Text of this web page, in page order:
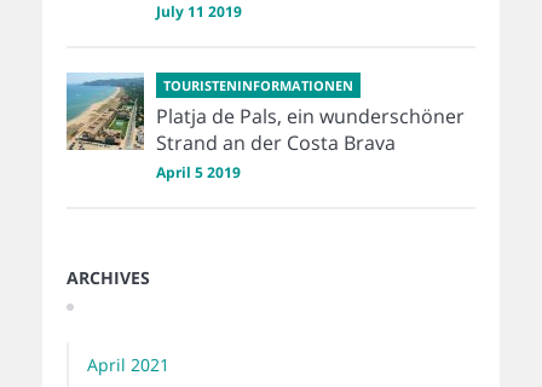
July 11 2019
TOURISTENINFORMATIONEN
Platja de Pals, ein wunderschöner
Strand an der Costa Brava
April 5 2019
ARCHIVES
April 2021